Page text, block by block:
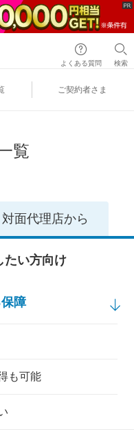
よくある質問 検索
ご契約者さま
覧
対面代理店から
たい方向け
障
も可能